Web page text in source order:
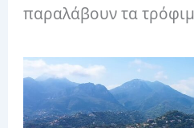
παραλάβουν τα